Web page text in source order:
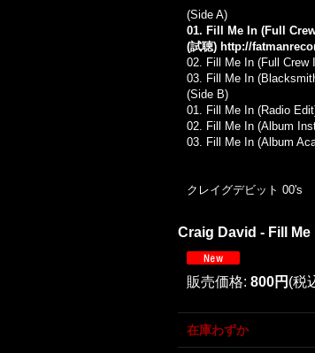
(Side A)
01. Fill Me In (Full
(試聴) http://
02. Fill Me In (Full Crew
03. Fill Me In
(Side B)
01. Fill Me In (Radio
02. Fill Me In (Album
03. Fill Me In (Album
クレイグデビット 00's
Craig David - Fill Me
販売価格: 800円 (税
在庫わずか